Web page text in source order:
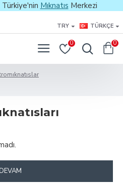
Mıknatıs Merkezi
TRY TÜRKÇE
0 0